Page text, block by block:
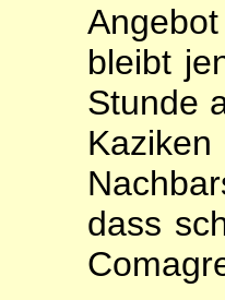
bleibt
Stunde
dass